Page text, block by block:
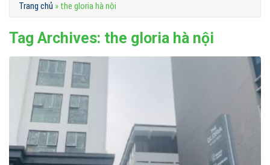
Trang chủ » the gloria hà nội
Tag Archives: the gloria hà nội